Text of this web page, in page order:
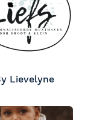
Lievelyne